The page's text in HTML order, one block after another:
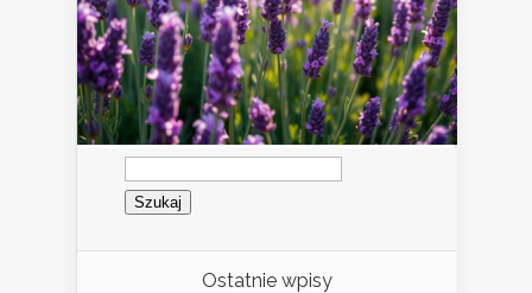
Szukaj:
Ostatnie wpisy